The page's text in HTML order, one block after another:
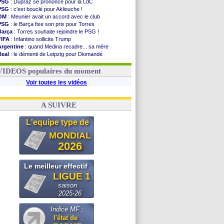
: Dupraz se prononce pour la LdC
: c'est bouclé pour Akliouche !
: Meunier avait un accord avec le club
: le Barça fixe son prix pour Torres
: Torres souhaite rejoindre le PSG !
: Infantino sollicite Trump
: quand Medina recadre... sa mère
: le démenti de Leipzig pour Diomandé
: le conseiller d'Infantino démissionne !
populaires du moment
Voir toutes les vidéos
A SUIVRE
L'equipe type de
MONDIAL
2026
Le meilleur effectif
LIGUE 1
saison
2025-26
Indice MF :
l'état de